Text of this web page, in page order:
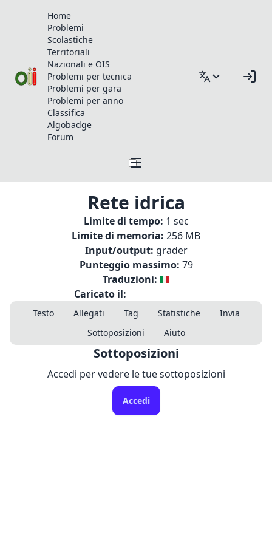
Home
Problemi
Scolastiche
Territoriali
Nazionali e OIS
Problemi per tecnica
Problemi per gara
Problemi per anno
Classifica
Algobadge
Forum
Rete idrica
Limite di tempo: 1 sec
Limite di memoria: 256 MB
Input/output: grader
Punteggio massimo: 79
Traduzioni:
Caricato il:
Testo Allegati Tag Statistiche
Invia
Sottoposizioni
Aiuto
Sottoposizioni
Accedi per vedere le tue sottoposizioni
Accedi